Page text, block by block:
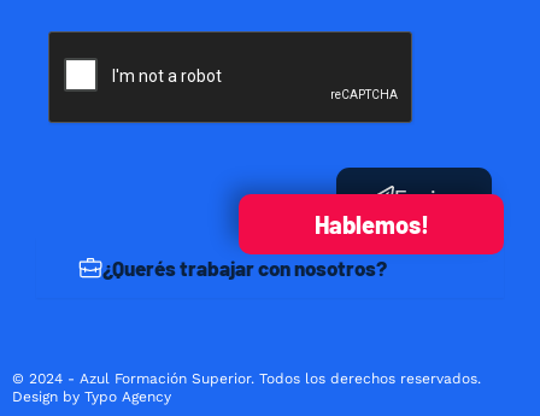
Hablemos!
¿Querés trabajar con nosotros?
Enviar
© 2024 - Azul Formación Superior. Todos los derechos reservados.
Design by Typo Agency